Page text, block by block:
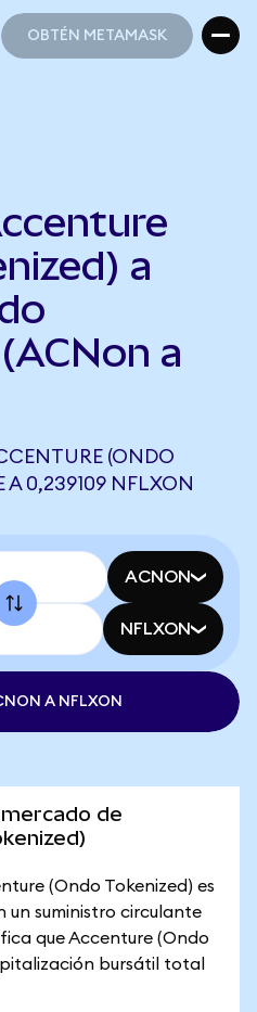
OBTÉN METAMASK
a
a
(ONDO
A 0,239109 NFLXON
ACNON
NFLXON
A NFLXON
de
(Ondo Tokenized) es
un suministro circulante
que Accenture (Ondo
bursátil total